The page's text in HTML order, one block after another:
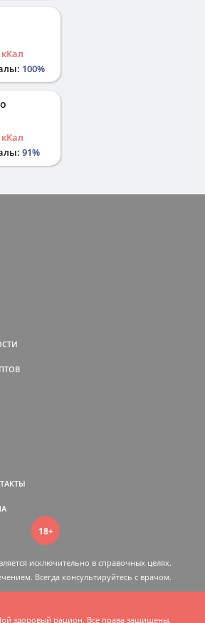
кКал
100%
кКал
91%
18+
исключительно в справочных целях.
Всегда консультируйтесь c врачом.
здоровый рацион. Все права защищены.